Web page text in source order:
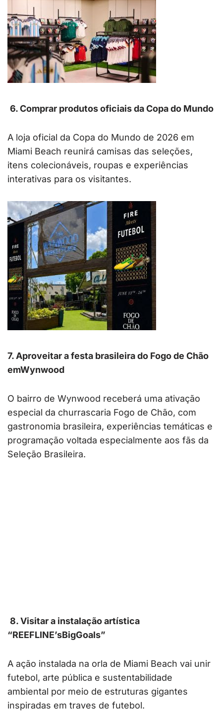
6. Comprar produtos oficiais da Copa do Mundo
A loja oficial da Copa do Mundo de 2026 em
Miami Beach reunirá camisas das seleções,
itens colecionáveis, roupas e experiências
interativas para os visitantes.
7. Aproveitar a festa brasileira do Fogo de Chão
emWynwood
O bairro de Wynwood receberá uma ativação
especial da churrascaria Fogo de Chão, com
gastronomia brasileira, experiências temáticas e
programação voltada especialmente aos fãs da
Seleção Brasileira.
8. Visitar a instalação artística
“REEFLINE’sBigGoals”
A ação instalada na orla de Miami Beach vai unir
futebol, arte pública e sustentabilidade
ambiental por meio de estruturas gigantes
inspiradas em traves de futebol.